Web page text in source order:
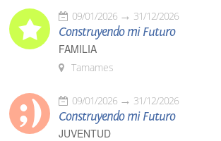
09/01/2026 31/12/2026
Construyendo mi Futuro
FAMILIA
Tamames
09/01/2026 31/12/2026
Construyendo mi Futuro
JUVENTUD